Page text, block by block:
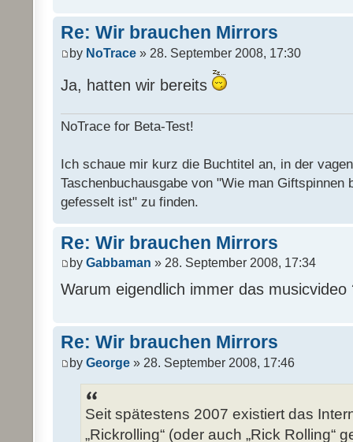
Re: Wir brauchen Mirrors
by NoTrace » 28. September 2008, 17:30
Ja, hatten wir bereits
NoTrace for Beta-Test!
Ich schaue mir kurz die Buchtitel an, in der
Taschenbuchausgabe von "Wie man Giftspinnen
gefesselt ist" zu finden.
Re: Wir brauchen Mirrors
by Gabbaman » 28. September 2008, 17:34
Warum eigendlich immer das musicvideo
Re: Wir brauchen Mirrors
by George » 28. September 2008, 17:46
Seit spätestens 2007 existiert das
„Rickrolling“ (oder auch „Rick Rolling“